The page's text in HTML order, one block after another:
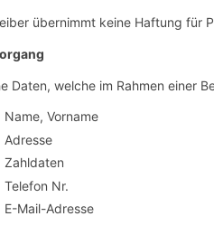
übernimmt keine Haftung für
Daten, welche im Rahmen einer
Name, Vorname
Adresse
Zahldaten
Telefon Nr.
E-Mail-Adresse